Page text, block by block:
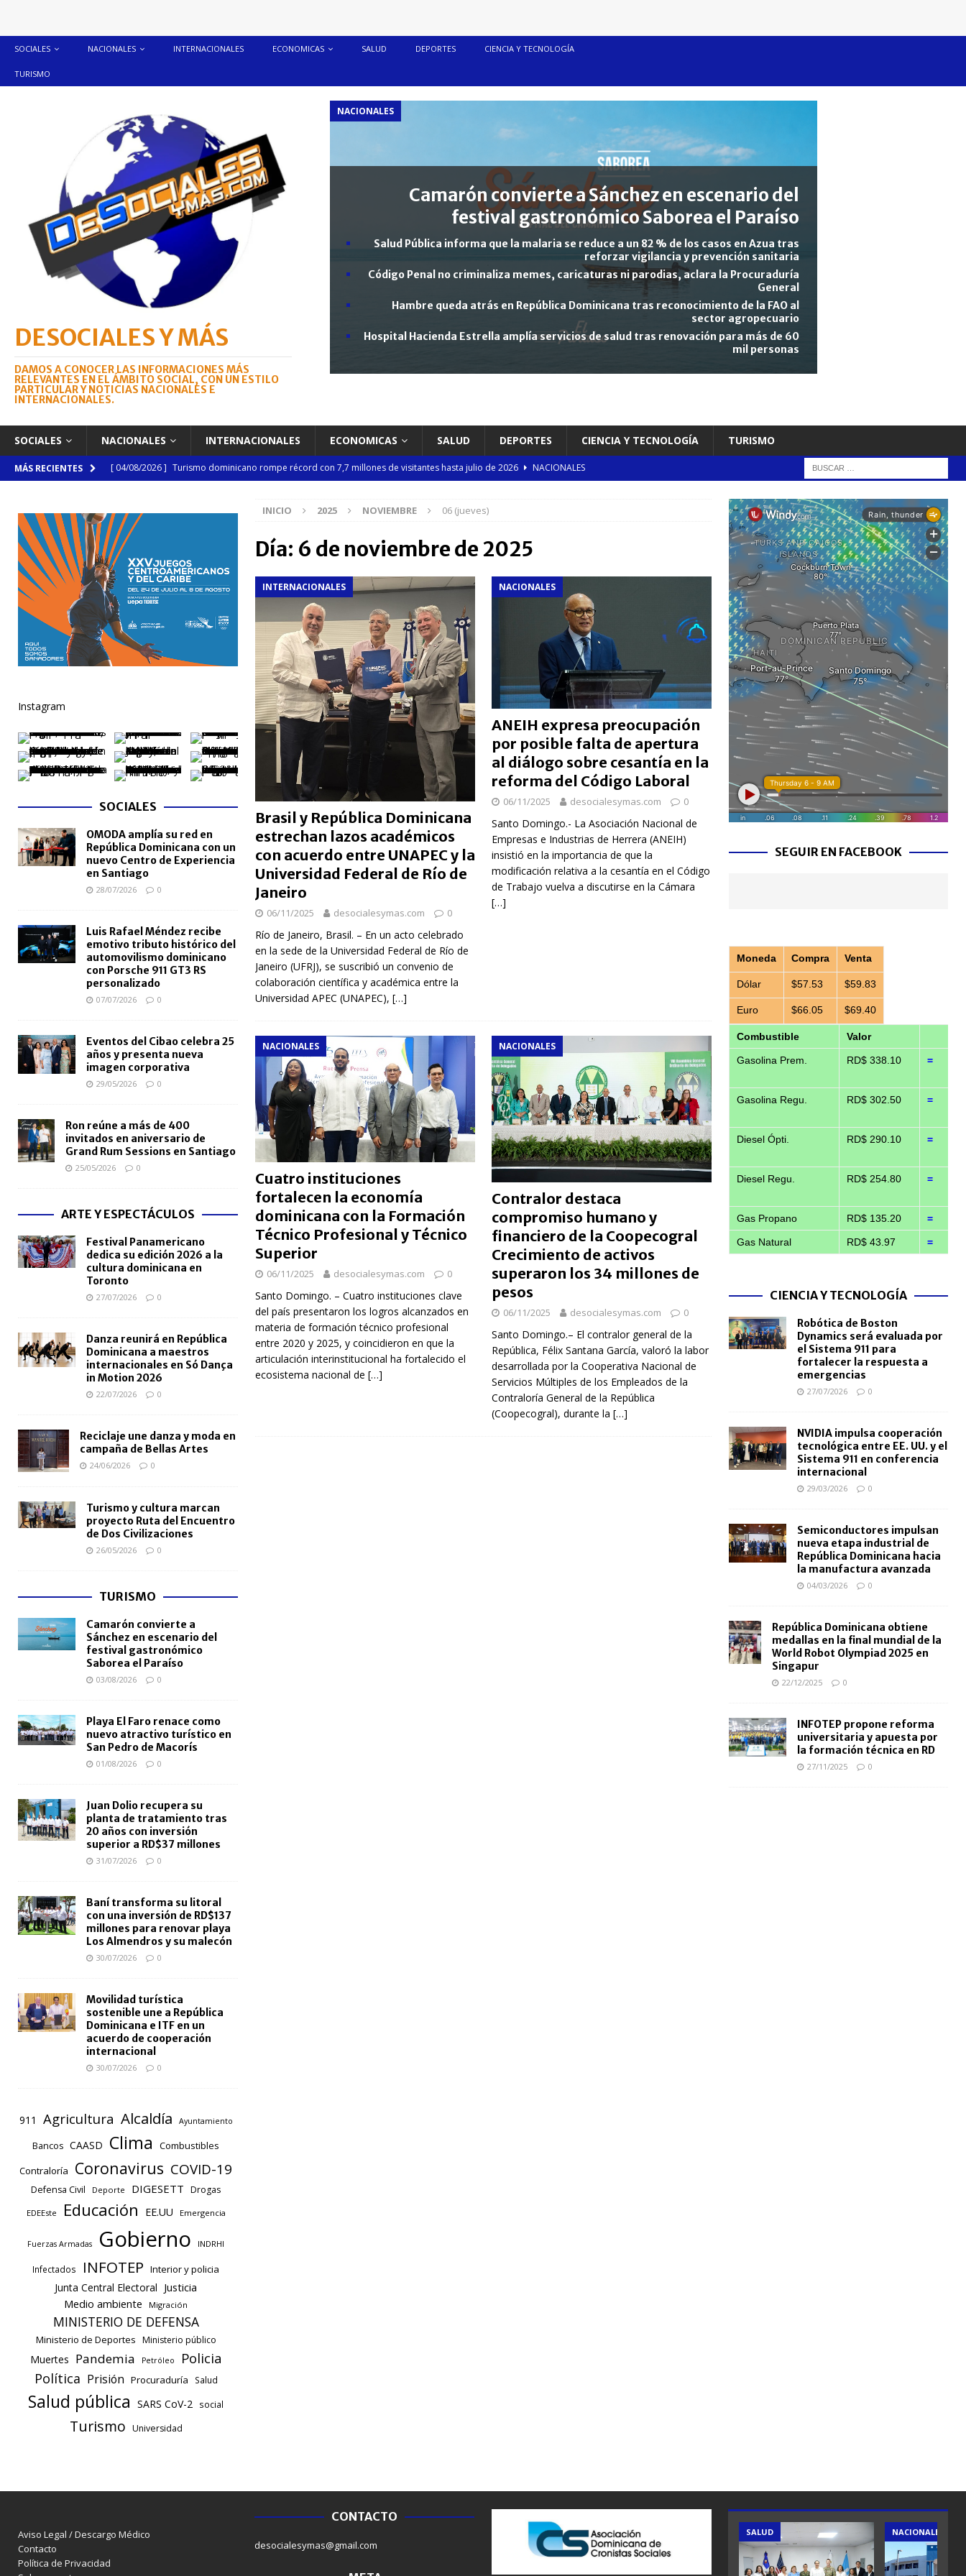
SOCIALES NACIONALES INTERNACIONALES ECONOMICAS SALUD DEPORTES CIENCIA Y TECNOLOGÍA
TURISMO
DESOCIALES Y MÁS
DAMOS A CONOCER LAS INFORMACIONES MÁS
RELEVANTES EN EL ÁMBITO SOCIAL, CON UN ESTILO
PARTICULAR Y NOTICIAS NACIONALES E
INTERNACIONALES.
NACIONALES
Camarón convierte a Sánchez en escenario del
festival gastronómico Saborea el Paraíso
Salud Pública informa que la malaria se reduce a un 82 % de los casos en Azua tras
reforzar vigilancia y prevención sanitaria
Código Penal no criminaliza memes, caricaturas ni parodias, aclara la Procuraduría
General
Hambre queda atrás en República Dominicana tras reconocimiento de la FAO al
sector agropecuario
Hospital Hacienda Estrella amplía servicios de salud tras renovación para más de 60
mil personas
SOCIALES NACIONALES INTERNACIONALES ECONOMICAS SALUD DEPORTES CIENCIA Y TECNOLOGÍA TURISMO
MÁS RECIENTES [ 04/08/2026 ] Turismo dominicano rompe récord con 7,7 millones de visitantes hasta julio de 2026
NACIONALES
[ 03/08/2026 ] Lactancia materna requiere mayor apoyo comunitario para elevar los índices en República Dominicana
NACIONALES
[ 03/08/2026 ] Tribunal Superior Electoral pondrá en circulación edición especial de Justicia Electoral dedicada a la Cátedra
Dr. Julio Brea Franco
NACIONALES
[ 03/08/2026 ]
Subasta de Bienes Nacionales supera los RD$57 millones en recaudación durante la segunda jornada del año
NACIONALES
[ 04/08/2026 ]
Código Penal reúne a periodistas en taller encabezado por la procuradora Yeni Berenice Reynoso
Arritmia puede explicar por qué el corazón se acelera o parece saltarse latidos
SALUD
[ 04/08/2026 ] Amistad 2026 llevará atención médica gratuita y capacitación sanitaria a La Vega
[ 04/08/2026 ]
Migración somete a la justicia a hombre acusado de agredir agentes durante operativo en Hato Mayor
NACIONALES
[ 04/08/2026 ] Derecho de autor alcanza cifra récord con más de 34 mil obras registradas por la ONDA en el primer
semestre de 2026
NACIONALES
INICIO 2025 NOVIEMBRE 06 (jueves)
Día: 6 de noviembre de 2025
INTERNACIONALES
Brasil y República Dominicana
estrechan lazos académicos
con acuerdo entre UNAPEC y la
Universidad Federal de Río de
Janeiro
06/11/2025 desocialesymas.com 0
Río de Janeiro, Brasil. – En un acto celebrado
en la sede de la Universidad Federal de Río de
Janeiro (UFRJ), se suscribió un convenio de
colaboración científica y académica entre la
Universidad APEC (UNAPEC), […]
NACIONALES
ANEIH expresa preocupación
por posible falta de apertura
al diálogo sobre cesantía en la
reforma del Código Laboral
06/11/2025 desocialesymas.com 0
Santo Domingo.- La Asociación Nacional de
Empresas e Industrias de Herrera (ANEIH)
insistió en la importancia de que la
modificación relativa a la cesantía en el Código
de Trabajo vuelva a discutirse en la Cámara
[…]
NACIONALES
Cuatro instituciones
fortalecen la economía
dominicana con la Formación
Técnico Profesional y Técnico
Superior
06/11/2025 desocialesymas.com 0
Santo Domingo. – Cuatro instituciones clave
del país presentaron los logros alcanzados en
materia de formación técnico profesional
entre 2020 y 2025, y coincidieron en que la
articulación interinstitucional ha fortalecido el
ecosistema nacional de […]
NACIONALES
Contralor destaca
compromiso humano y
financiero de la Coopecogral
Crecimiento de activos
superaron los 34 millones de
pesos
06/11/2025 desocialesymas.com 0
Santo Domingo.– El contralor general de la
República, Félix Santana García, valoró la labor
desarrollada por la Cooperativa Nacional de
Servicios Múltiples de los Empleados de la
Contraloría General de la República
(Coopecogral), durante la […]
Instagram
SOCIALES
OMODA amplía su red en
República Dominicana con un
nuevo Centro de Experiencia
en Santiago
28/07/2026 0
Luis Rafael Méndez recibe
emotivo tributo histórico del
automovilismo dominicano
con Porsche 911 GT3 RS
personalizado
07/07/2026 0
Eventos del Cibao celebra 25
años y presenta nueva
imagen corporativa
29/05/2026 0
Ron reúne a más de 400
invitados en aniversario de
Grand Rum Sessions en Santiago
25/05/2026 0
ARTE Y ESPECTÁCULOS
Festival Panamericano
dedica su edición 2026 a la
cultura dominicana en
Toronto
27/07/2026 0
Danza reunirá en República
Dominicana a maestros
internacionales en Só Dança
in Motion 2026
22/07/2026 0
Reciclaje une danza y moda en
campaña de Bellas Artes
24/06/2026 0
Turismo y cultura marcan
proyecto Ruta del Encuentro
de Dos Civilizaciones
26/05/2026 0
TURISMO
Camarón convierte a
Sánchez en escenario del
festival gastronómico
Saborea el Paraíso
03/08/2026 0
Playa El Faro renace como
nuevo atractivo turístico en
San Pedro de Macorís
01/08/2026 0
Juan Dolio recupera su
planta de tratamiento tras
20 años con inversión
superior a RD$37 millones
31/07/2026 0
Baní transforma su litoral
con una inversión de RD$137
millones para renovar playa
Los Almendros y su malecón
30/07/2026 0
Movilidad turística
sostenible une a República
Dominicana e ITF en un
acuerdo de cooperación
internacional
30/07/2026 0
911 Agricultura Alcaldía Ayuntamiento
Bancos CAASD Clima
Combustibles
Contraloría
Coronavirus COVID-19
Defensa Civil Deporte DIGESETT Drogas
EDEEste Educación EE.UU Emergencia
Fuerzas Armadas Gobierno INDRHI
Infectados INFOTEP Interior y policia
Junta Central Electoral Justicia
Medio ambiente Migración
MINISTERIO DE DEFENSA
Ministerio de Deportes Ministerio público
Muertes Pandemia Petróleo Policia
Política Prisión Procuraduría Salud
Salud pública SARS CoV-2 social
Turismo Universidad
SEGUIR EN FACEBOOK
Moneda Compra Venta
Dólar $57.53 $59.83
Euro $66.05 $69.40
Combustible Valor
Gasolina Prem. RD$ 338.10 =
Gasolina Regu. RD$ 302.50 =
Diesel Ópti. RD$ 290.10 =
Diesel Regu. RD$ 254.80 =
Gas Propano RD$ 135.20 =
Gas Natural RD$ 43.97 =
CIENCIA Y TECNOLOGÍA
Robótica de Boston
Dynamics será evaluada por
el Sistema 911 para
fortalecer la respuesta a
emergencias
27/07/2026 0
NVIDIA impulsa cooperación
tecnológica entre EE. UU. y el
Sistema 911 en conferencia
internacional
29/03/2026 0
Semiconductores impulsan
nueva etapa industrial de
República Dominicana hacia
la manufactura avanzada
04/03/2026 0
República Dominicana obtiene
medallas en la final mundial de la
World Robot Olympiad 2025 en
Singapur
22/12/2025 0
INFOTEP propone reforma
universitaria y apuesta por
la formación técnica en RD
27/11/2025 0
Aviso Legal / Descargo Médico
Contacto
Política de Privacidad
CONTACTO
desocialesymas@gmail.com
SALUD SALUD NACIONALES